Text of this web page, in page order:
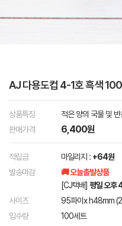
AJ 다용도컵 4-1호 흑색
상품특징
적은 양의 국물 및
판매가격
6,400원
적립금 마일리지 : +64원
발송마감
🚚 오늘출발상품
[CJ택배] 평일 오후
사이즈
95파이x h48mm
입수량
100세트